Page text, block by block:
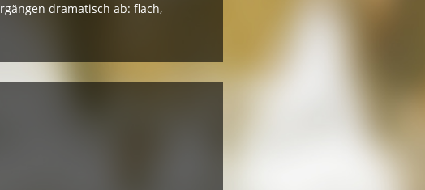
dramatisch ab: flach,